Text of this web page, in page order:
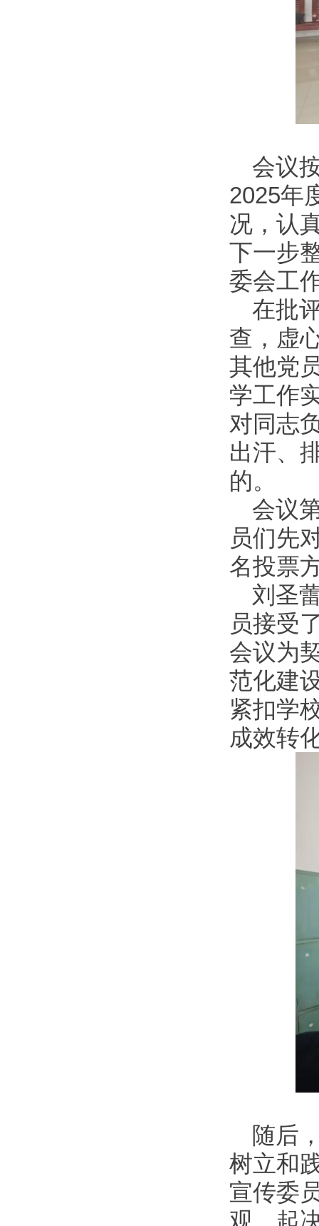
会议
2025年
况，认
下一步
委会工
在批
查，虚
其他党
学工作
对同志
出汗、
的。
会议
员们先
名投票
刘圣
员接受
会议为
范化建
紧扣学
成效转
随后
树立和
宣传委
观，起